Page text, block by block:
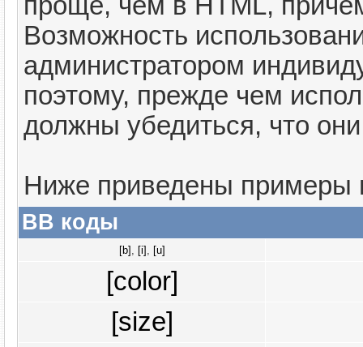
Возможность
администратором
поэтому, прежде чем
должны убедиться, что
Ниже приведены примеры
BB коды
[b] , [i] , [u]
[color]
[size]